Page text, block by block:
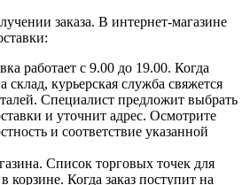
заказа. В интернет-магазине
работает с 9.00 до 19.00. Когда
склад, курьерская служба свяжется
Специалист предложит выбрать
и уточнит адрес. Осмотрите
и соответствие указанной
Список торговых точек для
корзине. Когда заказ поступит на